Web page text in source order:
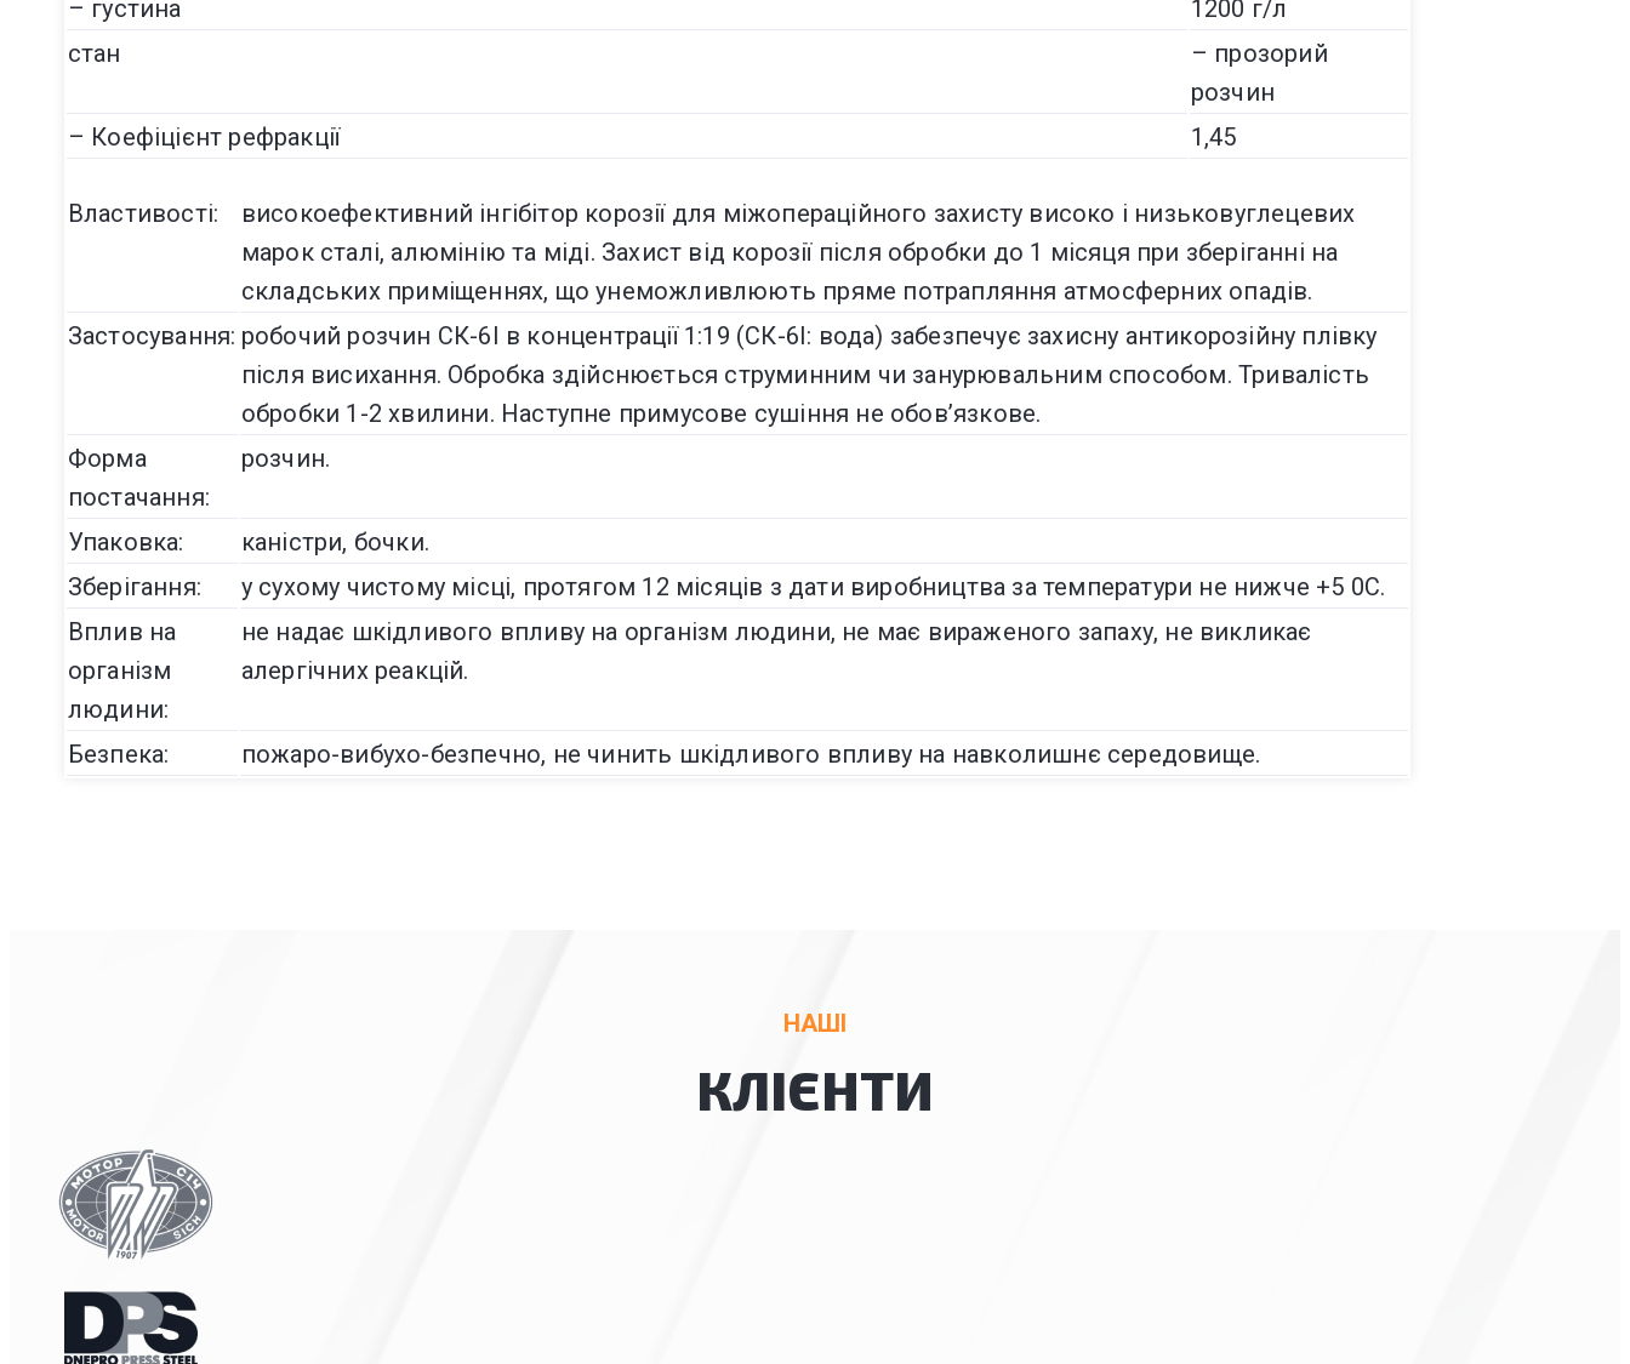
– густина
1200 г/л
стан
– прозорий
розчин
– Коефіцієнт рефракції
1,45
Властивості:
високоефективний інгібітор корозії для міжопераційного захисту високо і низьковуглецевих
марок сталі, алюмінію та міді. Захист від корозії після обробки до 1 місяця при зберіганні на
складських приміщеннях, що унеможливлюють пряме потрапляння атмосферних опадів.
Застосування: робочий розчин СК-6I в концентрації 1:19 (СК-6I: вода) забезпечує захисну антикорозійну плівку
після висихання. Обробка здійснюється струминним чи занурювальним способом. Тривалість
обробки 1-2 хвилини. Наступне примусове сушіння не обов’язкове.
Форма
постачання:
розчин.
Упаковка:
каністри, бочки.
Зберігання:
у сухому чистому місці, протягом 12 місяців з дати виробництва за температури не нижче +5 0С.
Вплив на
організм
людини:
не надає шкідливого впливу на організм людини, не має вираженого запаху, не викликає
алергічних реакцій.
Безпека: пожаро-вибухо-безпечно, не чинить шкідливого впливу на навколишнє середовище.
НАШІ
КЛІЄНТИ